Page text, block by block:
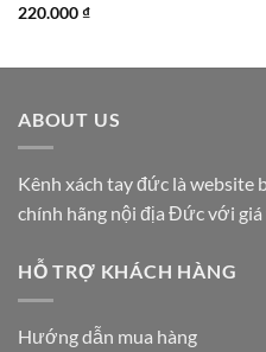
Được xếp
220.000₫
ABOUT US
Kênh xách tay đức là website
chính hãng nội địa Đức với
HỖ TRỢ KHÁCH HÀNG
Hướng dẫn mua hàng